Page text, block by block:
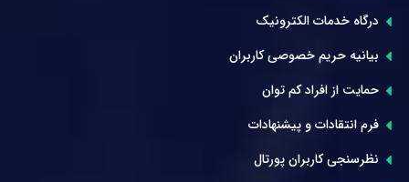
درگاه خدمات الکترونیک
بیانیه حریم خصوصی کاربران
حمایت از افراد کم توان
فرم انتقادات و پیشنهادات
نظرسنجی کاربران پورتال